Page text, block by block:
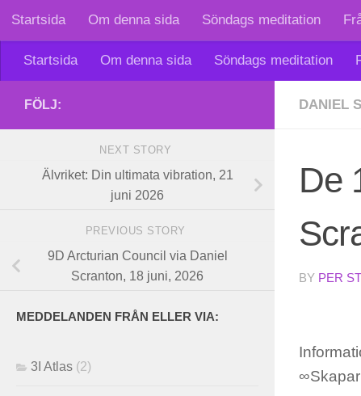
Skip to content
Startsida Om denna sida Söndags meditation
Startsida Om denna sida Söndags meditation
DANIEL
De
BY PER
FÖLJ:
NEXT STORY
Älvriket: Din ultimata vibration, 21
juni 2026
PREVIOUS STORY
9D Arcturian Council via Daniel
Scranton, 18 juni, 2026
MEDDELANDEN FRÅN ELLER VIA:
3I Atlas (2)